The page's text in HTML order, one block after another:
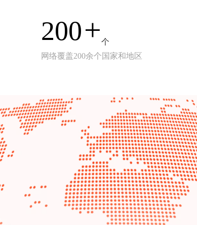
200+个
网络覆盖200余个国家和地区